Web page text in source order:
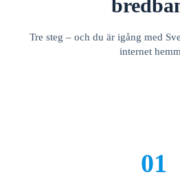
Tre steg – och du är igång med
internet
01